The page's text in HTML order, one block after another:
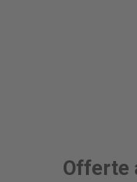
Offerte